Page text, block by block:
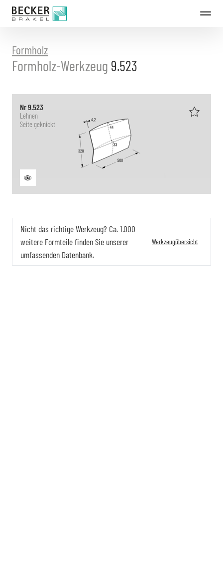
Direkt
Formholz
Formholz-Werkzeug 9.523
Nr 9.523
Lehnen
Seite geknickt
Nicht das richtige Werkzeug? Ca. 1.000
weitere Formteile finden Sie unserer
umfassenden Datenbank.
Werkzeugübersicht